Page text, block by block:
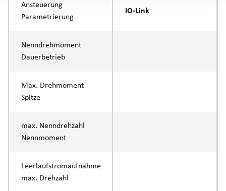
Ansteuerung
Parametrierung
IO-Link
Nenndrehmoment
Dauerbetrieb
Max. Drehmoment
Spitze
max. Nenndrehzahl
Nennmoment
Leerlaufstromaufnahme
max. Drehzahl